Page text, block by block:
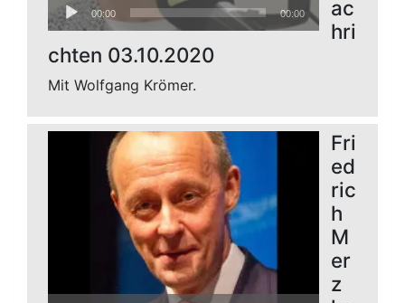
Audio-
Player
00:00 00:00
ac
hri
chten 03.10.2020
Mit Wolfgang Krömer.
Fri
ed
ric
h
M
er
z